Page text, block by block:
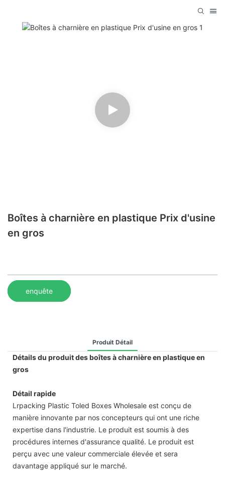
Boîtes à charnière en plastique Prix d'usine
en gros
enquête
Produit Détail
Détails du produit des boîtes à charnière en plastique en
gros
Détail rapide
Lrpacking Plastic Toled Boxes Wholesale est conçu de
manière innovante par nos concepteurs qui ont une riche
expertise dans l'industrie. Le produit est soumis à des
procédures internes d'assurance qualité. Le produit est
perçu avec une valeur commerciale élevée et sera
davantage appliqué sur le marché.